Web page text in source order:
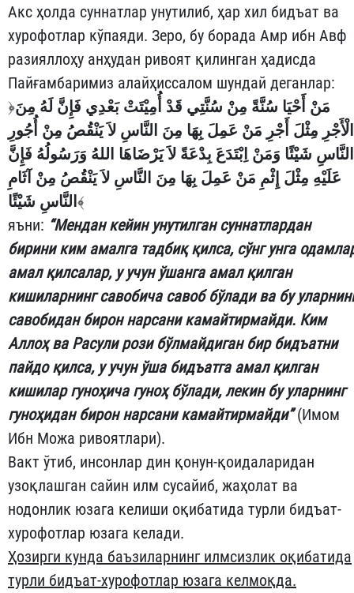
Акс ҳолда суннатлар унутилиб, ҳар хил бидъат ва
хурофотлар кўпаяди. Зеро, бу борада Амр ибн Авф
разияллоҳу анҳудан ривоят қилинган ҳадисда
Пайғамбаримиз алайҳиссалом шундай деганлар:
﴿مَنْ أَحْيَا سُنَّةً مِنْ سُنَّتِي قَدْ أُمِيْتَتْ بَعْدِي فَإِنَّ لَهُ مِنَ
الْأَجْرِ مِثْلَ أَجْرِ مَنْ عَمِلَ بِهَا مِنَ النَّاسِ لاَ يَنْقُصُ مِنْ أُجُورِ
النَّاسِ شَيْئًا وَمَنْ اِبْتَدَعَ بِدْعَةً لاَ يَرْضَاهَا اللهُ وَرَسُولُهُ فَإِنَّ
عَلَيْهِ مِثْلَ إِثْمِ مَنْ عَمِلَ بِهَا مِنَ النَّاسِ لاَ يَنْقُصُ مِنْ آثَامِ
النَّاسِ شَيْئًا ﴾
яъни: “Мендан кейин унутилган суннатлардан
бирини ким амалга тадбиқ қилса, сўнг унга
амал қилсалар, у учун ўшанга амал қилган
кишиларнинг савобича савоб бўлади ва бу
савобидан бирон нарсани камайтирмайди. Ким
Аллоҳ ва Расули рози бўлмайдиган бир бидъатни
пайдо қилса, у учун ўша бидъатга амал қилган
кишилар гуноҳича гуноҳ бўлади, лекин бу уларнинг
гуноҳидан бирон нарсани камайтирмайди”(Имом
Ибн Можа ривоятлари).
Вакт ўтиб, инсонлар дин қонун-қоидаларидан
узоқлашган сайин илм сусайиб, жаҳолат ва
нодонлик юзага келиши оқибатида турли бидъат-
хурофотлар юзага келади.
Ҳозирги кунда баъзиларнинг илмсизлик оқибатида
турли бидъат-хурофотлар юзага келмоқда.